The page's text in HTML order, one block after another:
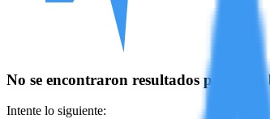
No se encontraron resultados para esta
Intente lo siguiente: